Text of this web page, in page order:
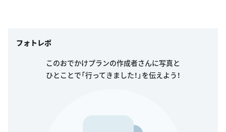
フォトレポ
このおでかけプランの作成者さんに写真と
ひとことで「行ってきました！」を伝えよう！